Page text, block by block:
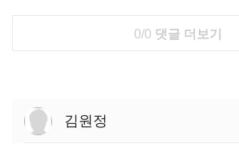
0/0 댓글 더보기
김원정